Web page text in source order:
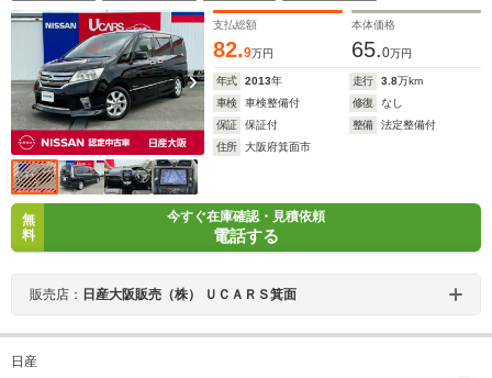
支払総額
82.9万円
本体価格
65.0万円
年式 2013年 走行 3.8万km
車検
車検整備付 修復
なし
保証
保証付 整備
法定整備付
住所
大阪府箕面市
無
料
今すぐ在庫確認・見積依頼
電話する
販売店： 日産大阪販売（株） ＵＣＡＲＳ箕面
日産